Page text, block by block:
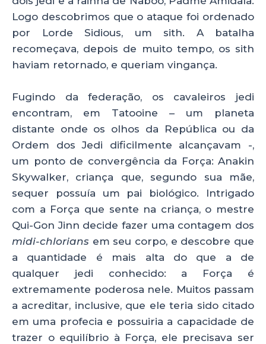
Logo descobrimos que o ataque foi ordenado
por Lorde Sidious, um sith. A batalha
recomeçava, depois de muito tempo, os sith
haviam retornado, e queriam vingança.
Fugindo da federação, os cavaleiros jedi
encontram, em Tatooine – um planeta
distante onde os olhos da República ou da
Ordem dos Jedi dificilmente alcançavam -,
um ponto de convergência da Força: Anakin
Skywalker, criança que, segundo sua mãe,
sequer possuía um pai biológico. Intrigado
com a Força que sente na criança, o mestre
Qui-Gon Jinn decide fazer uma contagem dos
midi-chlorians em seu corpo, e descobre que
a quantidade é mais alta do que a de
qualquer jedi conhecido: a Força é
extremamente poderosa nele. Muitos passam
a acreditar, inclusive, que ele teria sido citado
em uma profecia e possuiria a capacidade de
trazer o equilíbrio à Força, ele precisava ser